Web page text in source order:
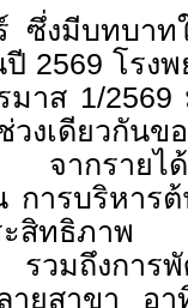
ซึ่งมีบทบา
2569 โรง
มาส 1/
วงเดียวกัน
รายได้ค่
การบริหาร
ะสิทธิภา
รวมถึงการ
ายสาขา